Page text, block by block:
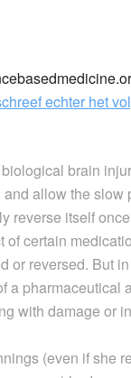
echter het
brain
allow the slow
reverse itself
certain
or reversed. But
a pharmaceutical
with damage or
(even if she